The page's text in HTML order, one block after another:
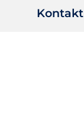
Kontakt